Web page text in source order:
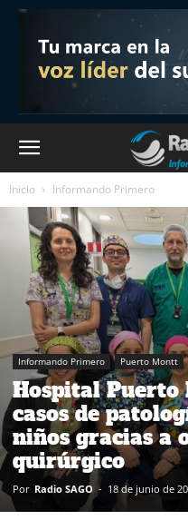
Inicio Informando Primero
Informando Primero Puerto Montt
Hospital
casos de
niños gracias a
quirúrgico
Por Radio SAGO - 18 de junio de